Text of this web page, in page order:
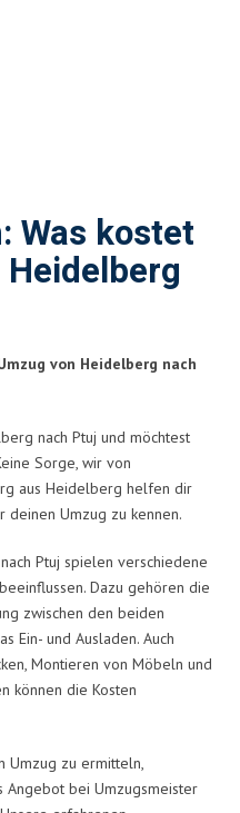
Was kostet
von Heidelberg nach
nach Ptuj und möchtest
Sorge, wir von
aus Heidelberg helfen dir
deinen Umzug zu kennen.
Ptuj spielen verschiedene
Dazu gehören die
zwischen den beiden
Ein- und Ausladen. Auch
Montieren von Möbeln und
können die Kosten
Umzug zu ermitteln,
bei Umzugsmeister